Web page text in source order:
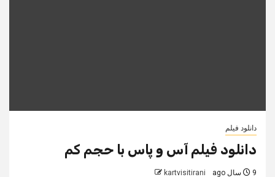
دانلود فیلم
دانلود فیلم آس و پاس با حجم کم
9 سال ago kartvisitirani